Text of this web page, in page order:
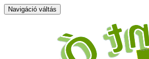
Navigáció váltás